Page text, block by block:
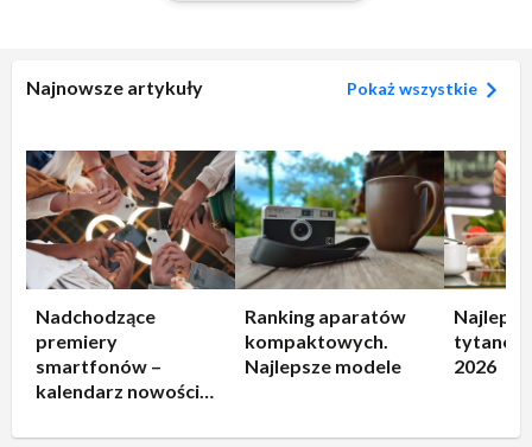
Najnowsze artykuły Pokaż wszystkie
Nadchodzące
premiery
smartfonów –
kalendarz nowości
Ranking aparatów
kompaktowych.
Najlepsze modele
2026